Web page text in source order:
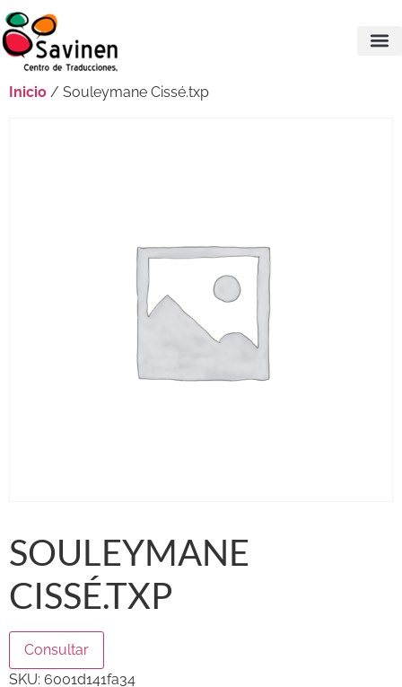
Inicio / Souleymane Cissé.txp
SOULEYMANE
CISSÉ.TXP
Consultar
SKU: 6001d141fa34